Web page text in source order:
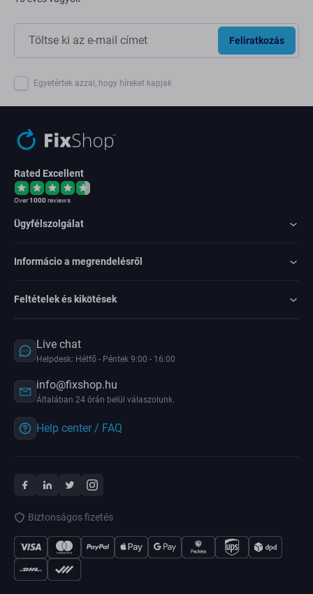
Feliratkozás
Egyetértek azzal, hogy híreket kapjak
Rated Excellent
Over1000reviews
Ügyfélszolgálat
Informácio a megrendelésről
Feltételek és kikötések
Live chat
Helpdesk: Hétfő - Péntek 9:00 - 16:00
info@fixshop.hu
Általában 24 órán belül válaszolunk.
Help center / FAQ
Biztonságos fizetés